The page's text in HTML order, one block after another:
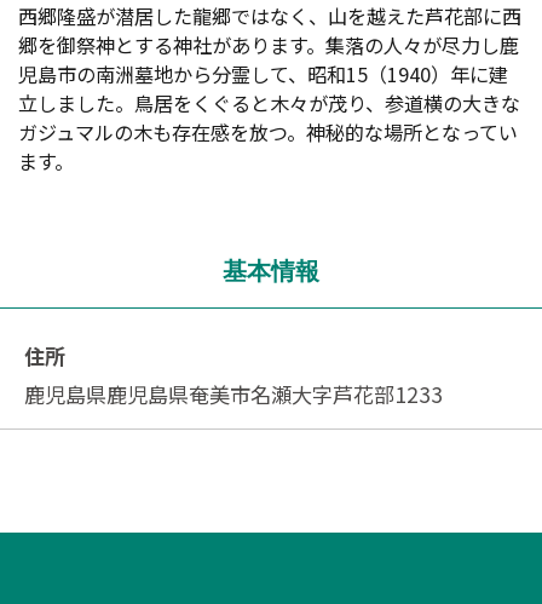
西郷隆盛が潜居した龍郷ではなく、山を越えた芦花部に西
郷を御祭神とする神社があります。集落の人々が尽力し鹿
児島市の南洲墓地から分霊して、昭和15（1940）年に建
立しました。鳥居をくぐると木々が茂り、参道横の大きな
ガジュマルの木も存在感を放つ。神秘的な場所となってい
ます。
基本情報
住所
鹿児島県鹿児島県奄美市名瀬大字芦花部1233